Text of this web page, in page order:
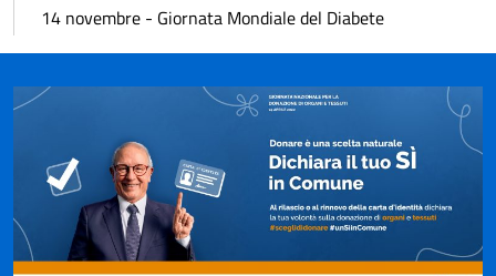
14 novembre - Giornata Mondiale del Diabete